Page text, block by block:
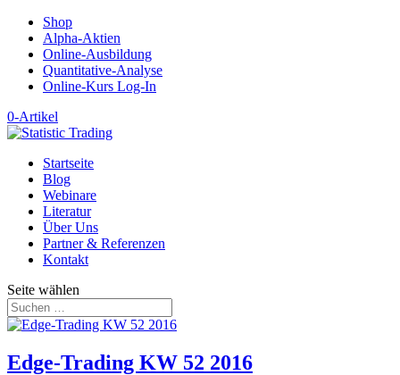
Shop
Alpha-Aktien
Online-Ausbildung
Quantitative-Analyse
Online-Kurs Log-In
0-Artikel
Startseite
Blog
Webinare
Literatur
Über Uns
Partner & Referenzen
Kontakt
Seite wählen
Edge-Trading KW 52 2016